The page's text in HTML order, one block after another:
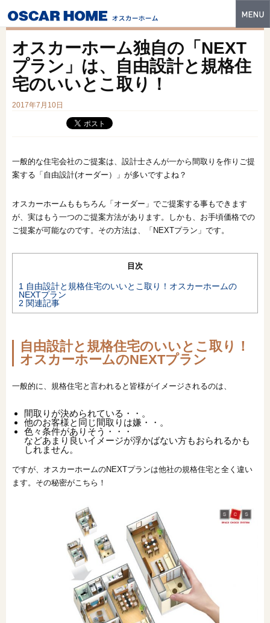
特長
性能・技術
建築実例
販売中の物件
スマートセレクト
土地情報
オンライン相談会
オスカーホーム独自の「NEXT
プラン」は、自由設計と規格住
宅のいいとこ取り！
2017年7月10日
一般的な住宅会社のご提案は、設計士さんが一から間取りを作りご提
案する「自由設計(オーダー）」が多いですよね？
オスカーホームももちろん「オーダー」でご提案する事もできます
が、実はもう一つのご提案方法があります。しかも、お手頃価格での
ご提案が可能なのです。その方法は、「NEXTプラン」です。
目次
1 自由設計と規格住宅のいいとこ取り！オスカーホームの
NEXTプラン
2 関連記事
自由設計と規格住宅のいいとこ取り！
オスカーホームのNEXTプラン
一般的に、規格住宅と言われると皆様がイメージされるのは、
間取りが決められている・・。
他のお客様と同じ間取りは嫌・・。
色々条件がありそう・・・
などあまり良いイメージが浮かばない方もおられるかも
しれません。
ですが、オスカーホームのNEXTプランは他社の規格住宅と全く違い
ます。その秘密がこちら！